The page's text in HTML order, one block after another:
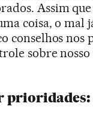
Assim
coisa, o mal
conselhos nos
sobre